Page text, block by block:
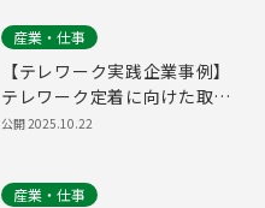
産業・仕事
【テレワーク実践企業事例】
テレワーク定着に向けた取組
と導入に伴う時間の有効活用
公開2025.10.22
産業・仕事